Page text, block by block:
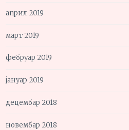
април 2019
март 2019
фебруар 2019
јануар 2019
децембар 2018
новембар 2018